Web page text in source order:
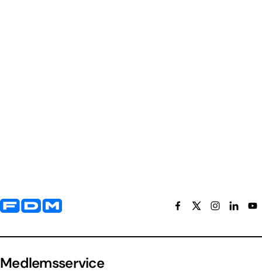
Yderligere information og kontaktoplysninger
Medlemsservice